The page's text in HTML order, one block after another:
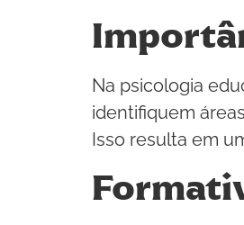
Na psicologia
identifiquem
Isso resulta em